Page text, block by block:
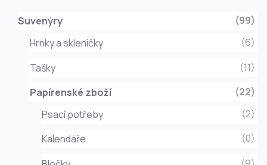
Suvenýry
(99)
Hrnky a skleničky
(6)
Tašky
(11)
Papírenské zboží
(22)
Psací potřeby
(2)
Kalendáře
(0)